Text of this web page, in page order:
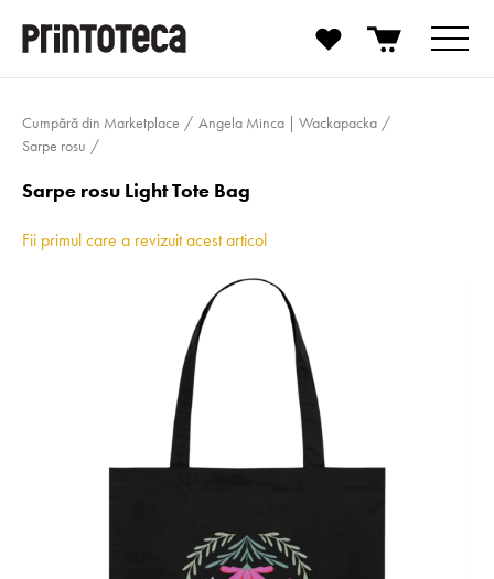
Cumpără din Marketplace
Angela Minca | Wackapacka
Sarpe rosu
Sarpe rosu Light Tote Bag
Fii primul care a revizuit acest articol